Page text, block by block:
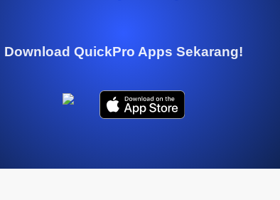
Download QuickPro Apps Sekarang!